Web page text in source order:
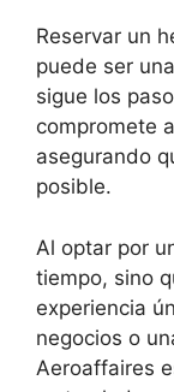
Reservar un
puede ser
sigue los
compromete
asegurando
posible.
Al optar por
tiempo, sino
experiencia
negocios o
Aeroaffaires